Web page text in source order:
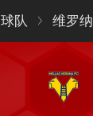
球队 维罗纳